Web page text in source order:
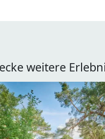
weitere